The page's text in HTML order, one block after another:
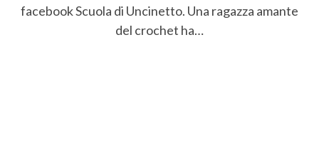
facebook Scuola di Uncinetto. Una ragazza amante
del crochet ha…